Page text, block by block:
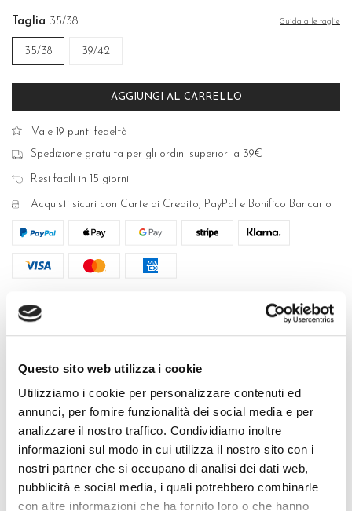
Questo sito web utilizza i cookie
Utilizziamo i cookie per personalizzare contenuti ed
annunci, per fornire funzionalità dei social media e per
analizzare il nostro traffico. Condividiamo inoltre
informazioni sul modo in cui utilizza il nostro sito con i
nostri partner che si occupano di analisi dei dati web,
pubblicità e social media, i quali potrebbero combinarle
con altre informazioni che ha fornito loro o che hanno
Taglia 35/38 Guida alle taglie
35/38 39/42
AGGIUNGI AL CARRELLO
Vale 19 punti fedeltà
Spedizione gratuita per gli ordini superiori a 39€
Resi facili in 15 giorni
Acquisti sicuri con Carte di Credito, PayPal e Bonifico Bancario
DESCRIZIONE
Tania calzino in lana a costine con bordo effetto taglio vivo.
classico senza tempo, disponibile in molteplici varianti colore,
classiche e moda, ideale per i tuoi look di ogni giorno. 100%
Made in Italy, sinonimo in tutto il mondo di ricercatezza e
qualità dei filati, lavorazioni pregiate e creatività.
QUALITÀ MADE IN ITALY
COMPOSIZIONE E LAVAGGIO